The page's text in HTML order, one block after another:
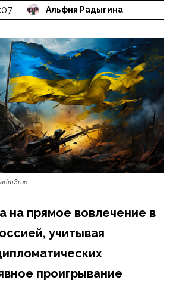
Альфия Радыгина
на прямое вовлечение в
учитывая
проигрывание